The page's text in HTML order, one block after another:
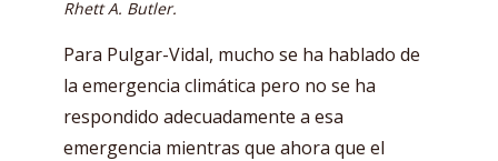
Rhett A. Butler.
Para Pulgar-Vidal, mucho se ha hablado de
la emergencia climática pero no se ha
respondido adecuadamente a esa
emergencia mientras que ahora que el